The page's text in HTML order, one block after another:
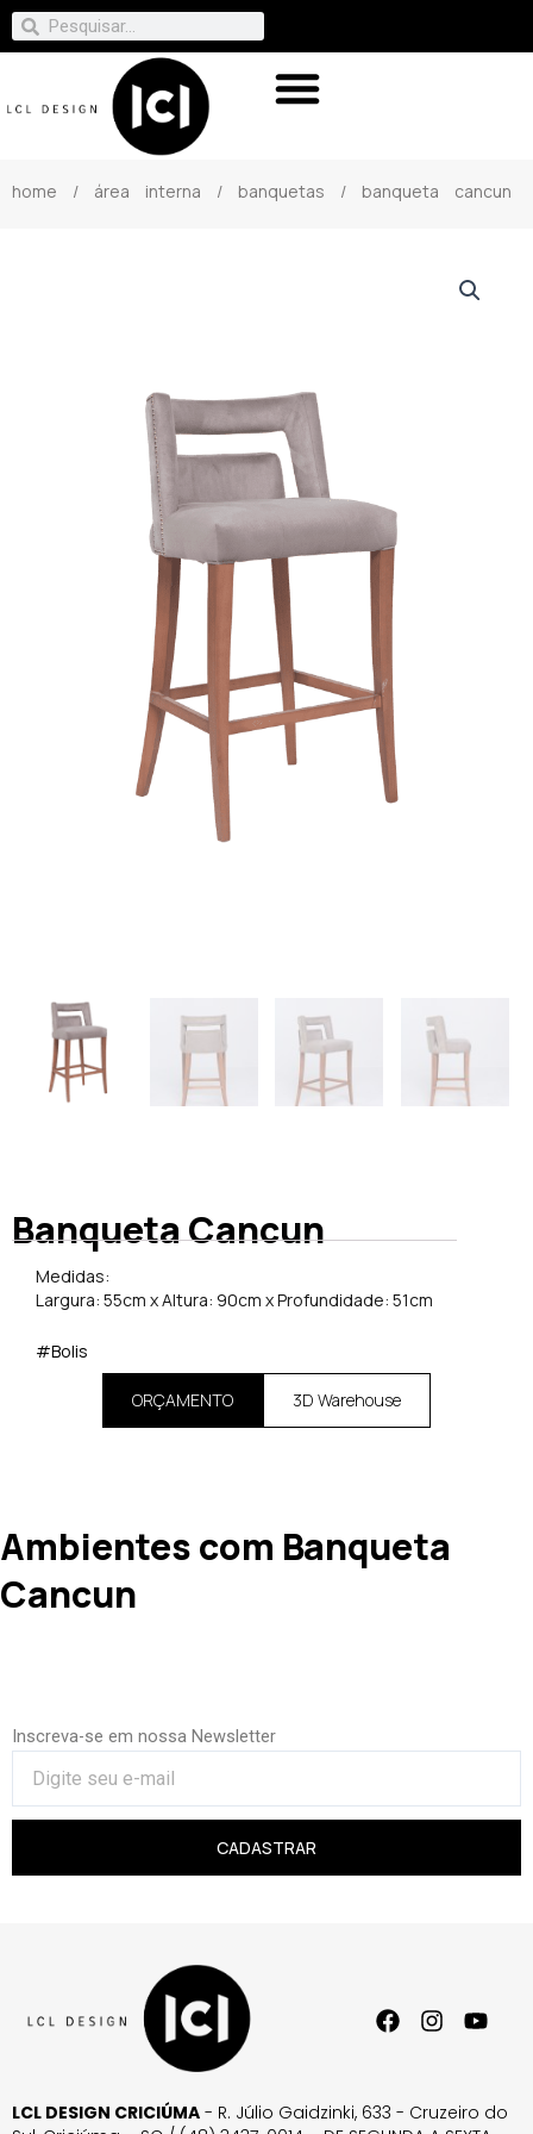
home / área interna / banquetas / banqueta cancun
Banqueta Cancun
Medidas:
Largura: 55cm x Altura: 90cm x Profundidade: 51cm
#Bolis
ORÇAMENTO 3D Warehouse
Ambientes com Banqueta
Cancun
Inscreva-se em nossa Newsletter
CADASTRAR
LCL DESIGN CRICIÚMA - R. Júlio Gaidzinki, 633 - Cruzeiro do